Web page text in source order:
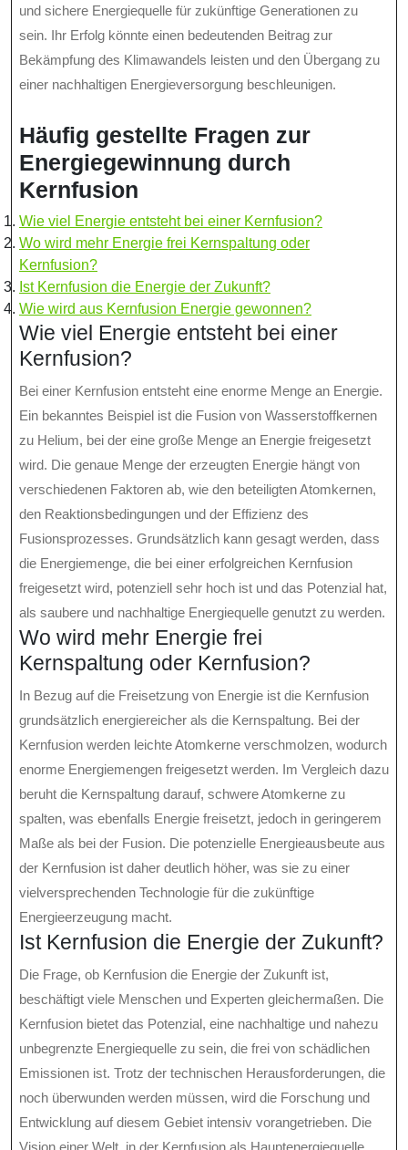
und sichere Energiequelle für zukünftige Generationen zu
sein. Ihr Erfolg könnte einen bedeutenden Beitrag zur
Bekämpfung des Klimawandels leisten und den Übergang zu
einer nachhaltigen Energieversorgung beschleunigen.
Häufig gestellte Fragen zur
Energiegewinnung durch
Kernfusion
Wie viel Energie entsteht bei einer Kernfusion?
Wo wird mehr Energie frei Kernspaltung oder
Kernfusion?
Ist Kernfusion die Energie der Zukunft?
Wie wird aus Kernfusion Energie gewonnen?
Wie viel Energie entsteht bei einer
Kernfusion?
Bei einer Kernfusion entsteht eine enorme Menge an Energie.
Ein bekanntes Beispiel ist die Fusion von Wasserstoffkernen
zu Helium, bei der eine große Menge an Energie freigesetzt
wird. Die genaue Menge der erzeugten Energie hängt von
verschiedenen Faktoren ab, wie den beteiligten Atomkernen,
den Reaktionsbedingungen und der Effizienz des
Fusionsprozesses. Grundsätzlich kann gesagt werden, dass
die Energiemenge, die bei einer erfolgreichen Kernfusion
freigesetzt wird, potenziell sehr hoch ist und das Potenzial hat,
als saubere und nachhaltige Energiequelle genutzt zu werden.
Wo wird mehr Energie frei
Kernspaltung oder Kernfusion?
In Bezug auf die Freisetzung von Energie ist die Kernfusion
grundsätzlich energiereicher als die Kernspaltung. Bei der
Kernfusion werden leichte Atomkerne verschmolzen, wodurch
enorme Energiemengen freigesetzt werden. Im Vergleich dazu
beruht die Kernspaltung darauf, schwere Atomkerne zu
spalten, was ebenfalls Energie freisetzt, jedoch in geringerem
Maße als bei der Fusion. Die potenzielle Energieausbeute aus
der Kernfusion ist daher deutlich höher, was sie zu einer
vielversprechenden Technologie für die zukünftige
Energieerzeugung macht.
Ist Kernfusion die Energie der Zukunft?
Die Frage, ob Kernfusion die Energie der Zukunft ist,
beschäftigt viele Menschen und Experten gleichermaßen. Die
Kernfusion bietet das Potenzial, eine nachhaltige und nahezu
unbegrenzte Energiequelle zu sein, die frei von schädlichen
Emissionen ist. Trotz der technischen Herausforderungen, die
noch überwunden werden müssen, wird die Forschung und
Entwicklung auf diesem Gebiet intensiv vorangetrieben. Die
Vision einer Welt, in der Kernfusion als Hauptenergiequelle